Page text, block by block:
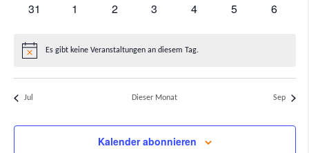
0
31
0
1
0
2
0
3
0
4
0
5
0
6
Hinweis
Es gibt keine Veranstaltungen an diesem Tag.
Jul Dieser Monat Sep
Kalender abonnieren